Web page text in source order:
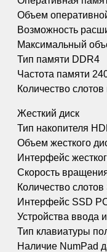
Объем
Возможность
Максимальный
Тип памяти DDR4
Частота памяти
Количество
Жесткий диск
Тип накопителя
Объем жесткого
Интерфейс
Скорость
Количество
Интерфейс SSD
Устройства ввода
Тип клавиатуры
Наличие NumPad